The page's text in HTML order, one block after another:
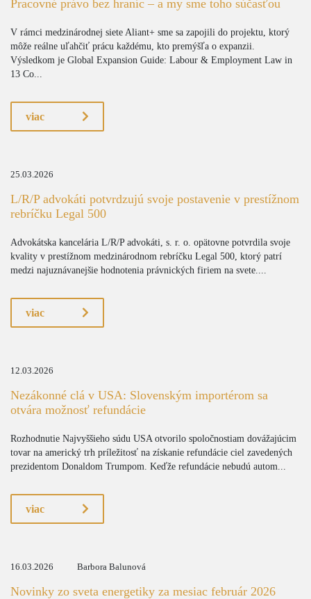
Pracovné právo bez hraníc – a my sme toho súčasťou
V rámci medzinárodnej siete Aliant+ sme sa zapojili do projektu, ktorý
môže reálne uľahčiť prácu každému, kto premýšľa o expanzii.
Výsledkom je Global Expansion Guide: Labour & Employment Law in
13 Co...
viac
25.03.2026
L/R/P advokáti potvrdzujú svoje postavenie v prestížnom
rebríčku Legal 500
Advokátska kancelária L/R/P advokáti, s. r. o. opätovne potvrdila svoje
kvality v prestížnom medzinárodnom rebríčku Legal 500, ktorý patrí
medzi najuznávanejšie hodnotenia právnických firiem na svete....
viac
12.03.2026
Nezákonné clá v USA: Slovenským importérom sa
otvára možnosť refundácie
Rozhodnutie Najvyššieho súdu USA otvorilo spoločnostiam dovážajúcim
tovar na americký trh príležitosť na získanie refundácie ciel zavedených
prezidentom Donaldom Trumpom. Keďže refundácie nebudú autom...
viac
16.03.2026 Barbora Balunová
Novinky zo sveta energetiky za mesiac február 2026